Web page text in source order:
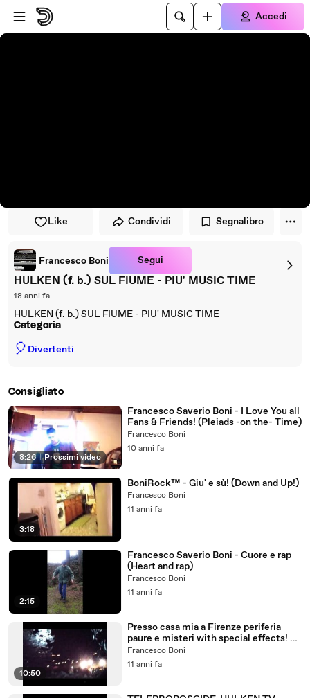
Vai al lettore
Passa al contenuto principale
Accedi
Like Condividi Segnalibro
Francesco Boni Segui
HULKEN (f. b.) SUL FIUME - PIU' MUSIC TIME
18 anni fa
HULKEN (f. b.) SUL FIUME - PIU' MUSIC TIME
Categoria
🎈 Divertenti
Consigliato
8:26 | Prossimi video
Francesco Saverio Boni - I Love You all
Fans & Friends! (Pleiads -on the- Time)
Francesco Boni
10 anni fa
3:18
BoniRock™ - Giu' e sù! (Down and Up!)
Francesco Boni
11 anni fa
2:15
Francesco Saverio Boni - Cuore e rap
(Heart and rap)
Francesco Boni
11 anni fa
10:50
Presso casa mia a Firenze periferia
paure e misteri with special effects! by
Vostro Francesco S. Boni
Francesco Boni
11 anni fa